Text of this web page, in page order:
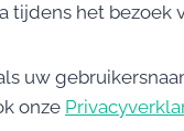
het bezoek
uw
onze